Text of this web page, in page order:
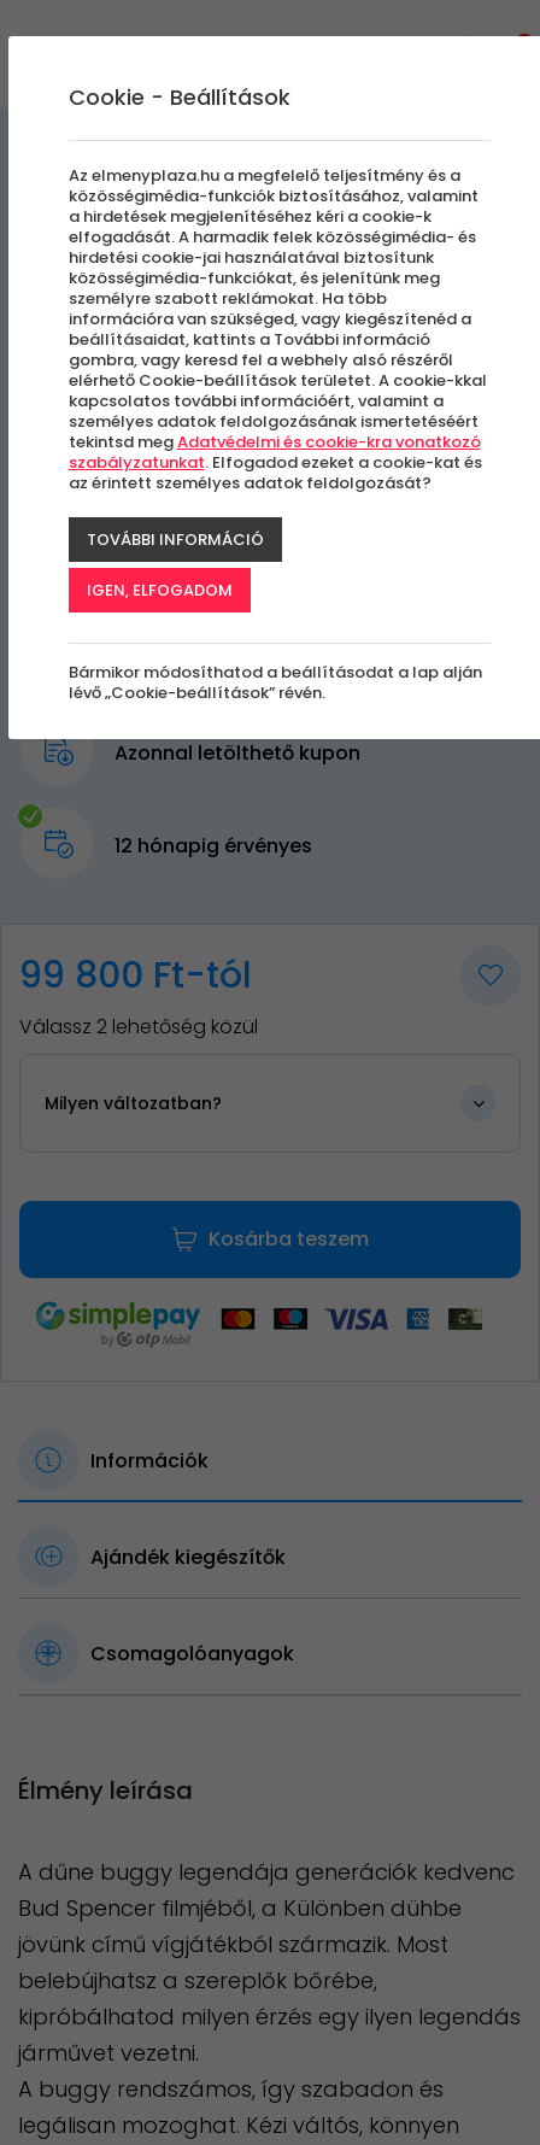
Buggy vezetés
Göd
Azonnal letölthető kupon
12 hónapig érvényes
99 800 Ft-tól
Válassz 2 lehetőség közül
Milyen változatban?
Kosárba teszem
Információk
Ajándék kiegészítők
Csomagolóanyagok
Élmény leírása
A dűne buggy legendája generációk kedvenc
Bud Spencer filmjéből, a Különben dühbe
jövünk című vígjátékból származik. Most
belebújhatsz a szereplők bőrébe,
kipróbálhatod milyen érzés egy ilyen legendás
járművet vezetni.
A buggy rendszámos, így szabadon és
legálisan mozoghat. Kézi váltós, könnyen
Cookie - Beállítások
Az elmenyplaza.hu a megfelelő teljesítmény és a
közösségimédia-funkciók biztosításához, valamint
a hirdetések megjelenítéséhez kéri a cookie-k
elfogadását. A harmadik felek közösségimédia- és
hirdetési cookie-jai használatával biztosítunk
közösségimédia-funkciókat, és jelenítünk meg
személyre szabott reklámokat. Ha több
információra van szükséged, vagy kiegészítenéd a
beállításaidat, kattints a További információ
gombra, vagy keresd fel a webhely alsó részéről
elérhető Cookie-beállítások területet. A cookie-kkal
kapcsolatos további információért, valamint a
személyes adatok feldolgozásának ismertetéséért
tekintsd megAdatvédelmi és cookie-kra vonatkozó
szabályzatunkat. Elfogadod ezeket a cookie-kat és
az érintett személyes adatok feldolgozását?
TOVÁBBI INFORMÁCIÓ
IGEN, ELFOGADOM
Bármikor módosíthatod a beállításodat a lap alján
lévő „Cookie-beállítások” révén.